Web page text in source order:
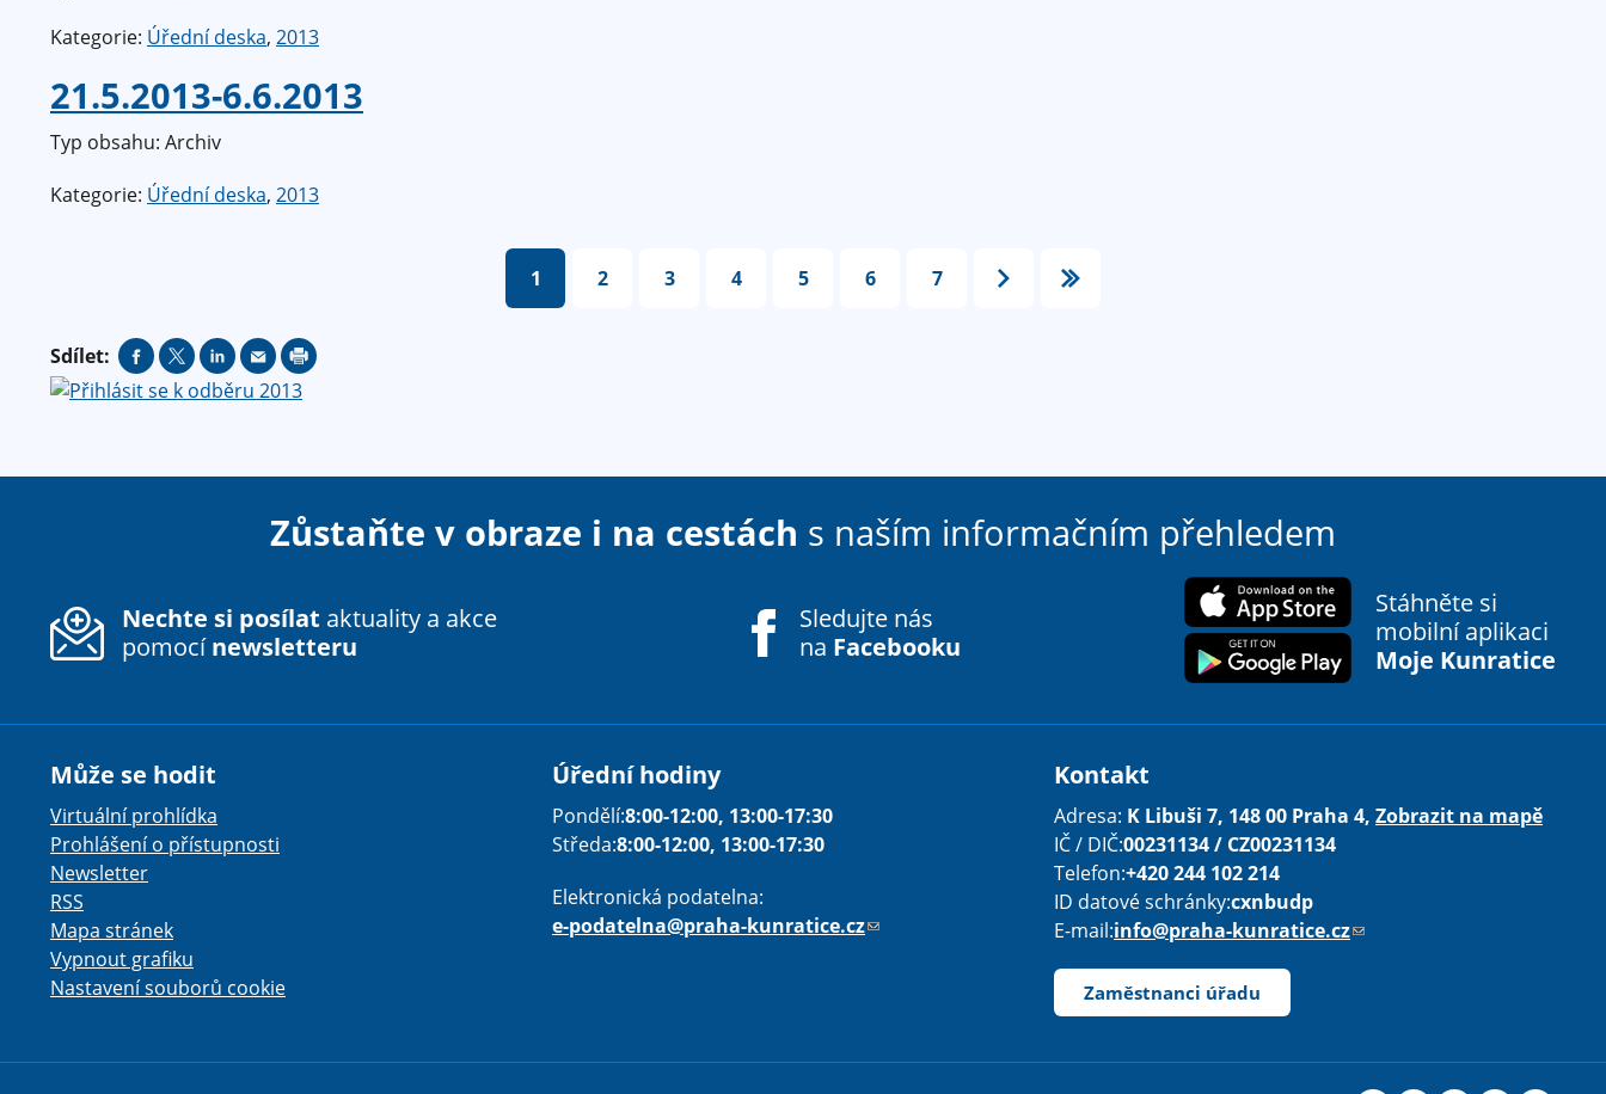
Kategorie: Úřední deska, 2013
21.5.2013-6.6.2013
Typ obsahu: Archiv
Kategorie: Úřední deska, 2013
r
á
k
1 2 3 4 5 6 7
Sdílet:
Zůstaňte v obraze i na cestách s naším informačním přehledem
Nechte si posílat aktuality a akce
pomocínewsletteru
Sledujte nás
na Facebooku
Stáhněte si
mobilní aplikaci
Moje Kunratice
Může se hodit
Virtuální prohlídka
Prohlášení o přístupnosti
Newsletter
RSS
Mapa stránek
Vypnout grafiku
Nastavení souborů cookie
Úřední hodiny
Pondělí:8:00-12:00, 13:00-17:30
Středa:8:00-12:00, 13:00-17:30
Elektronická podatelna:
e-podatelna@praha-kunratice.cz(
z
Kontakt
Adresa: K Libuši 7, 148 00 Praha 4, Zobrazit na mapě
IČ / DIČ:00231134 / CZ00231134
Telefon:+420 244 102 214
ID datové schránky:cxnbudp
E-mail:info@praha-kunratice.cz(
Zaměstnanci úřadu